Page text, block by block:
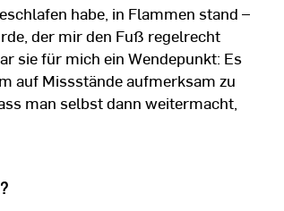
habe, in Flammen stand –
der mir den Fuß regelrecht
sie für mich ein Wendepunkt: Es
auf Missstände aufmerksam zu
man selbst dann weitermacht,